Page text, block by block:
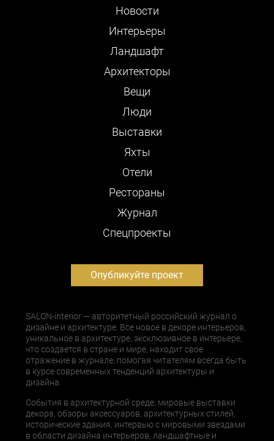
Новости
Интерьеры
Ландшафт
Архитекторы
Вещи
Люди
Выставки
Яхты
Отели
Рестораны
Журнал
Cпецпроекты
Опубликуйте проект
SALON-interior — авторитетный российский журнал о
дизайне и архитектуре. Все новое в декоре интерьеров,
уникальное в архитектуре, эксклюзивное в интерьере,
что создается в стране и мире, находит свое
отражение в журнале, помогая читателям всегда быть
в курсе современных тенденций архитектуры и
дизайна.
События в архитектурной среде, мировые выставки
декора, обзоры аксессуаров, архитектурных стилей,
исторические здания, интервью с мировыми звездами
в области дизайна интерьеров, ландшафтные и